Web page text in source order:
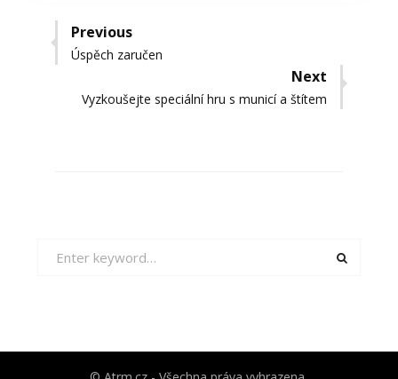
Navigace
pro
příspěvek
Previous
Previous
Úspěch zaručen
Next
Next
Vyzkoušejte speciální hru s municí a štítem